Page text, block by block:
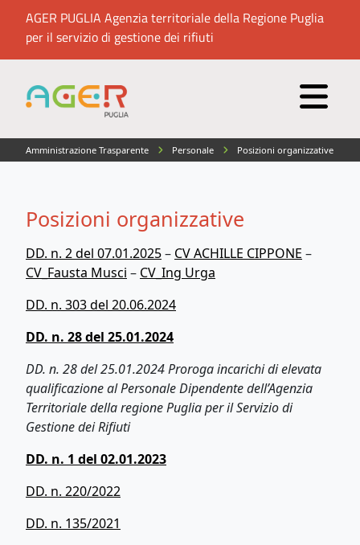
AGER PUGLIA Agenzia territoriale della Regione Puglia
per il servizio di gestione dei rifiuti
Amministrazione Trasparente Personale Posizioni organizzative
Posizioni organizzative
DD. n. 2 del 07.01.2025– CV ACHILLE CIPPONE –
CV_Fausta Musci – CV_Ing Urga
DD. n. 303 del 20.06.2024
DD. n. 28 del 25.01.2024
DD. n. 28 del 25.01.2024 Proroga incarichi di elevata
qualificazione al Personale Dipendente dell’Agenzia
Territoriale della regione Puglia per il Servizio di
Gestione dei Rifiuti
DD. n. 1 del 02.01.2023
DD. n. 220/2022
DD. n. 135/2021